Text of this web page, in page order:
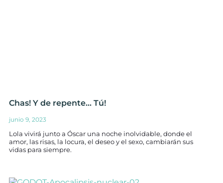
Chas! Y de repente… Tú!
junio 9, 2023
Lola vivirá junto a Óscar una noche inolvidable, donde el
amor, las risas, la locura, el deseo y el sexo, cambiarán sus
vidas para siempre.